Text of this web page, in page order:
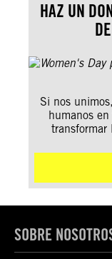
HAZ UN
Si nos
humanos
transformar
SOBRE